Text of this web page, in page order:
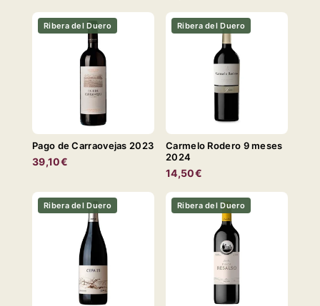
Ribera del Duero
Pago de Carraovejas 2023
39,10€
Ribera del Duero
Carmelo Rodero 9 meses
2024
14,50€
Ribera del Duero Ribera del Duero